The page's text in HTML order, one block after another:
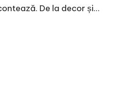
De la decor și…